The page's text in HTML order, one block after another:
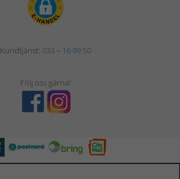
Kundtjänst: 033 – 16 99 50
Följ oss gärna!